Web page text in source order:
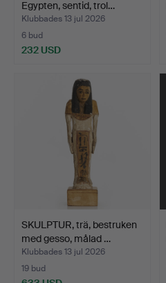
Egypten, sentid, trol…
Klubbades 13 jul 2026
6 bud
232 USD
SKULPTUR, trä, bestruken
med gesso, målad …
Klubbades 13 jul 2026
19 bud